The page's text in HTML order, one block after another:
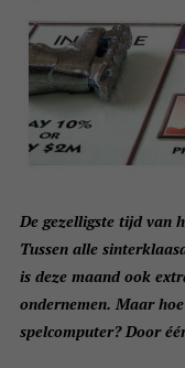
De gezelligste tijd van
Tussen alle
is deze maand ook
ondernemen. Maar
spelcomputer? Door